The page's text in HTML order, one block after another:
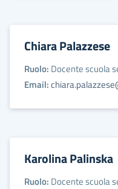
Chiara Palazzese
Ruolo: Docente scuola
Email:
Karolina Palinska
Ruolo: Docente scuola